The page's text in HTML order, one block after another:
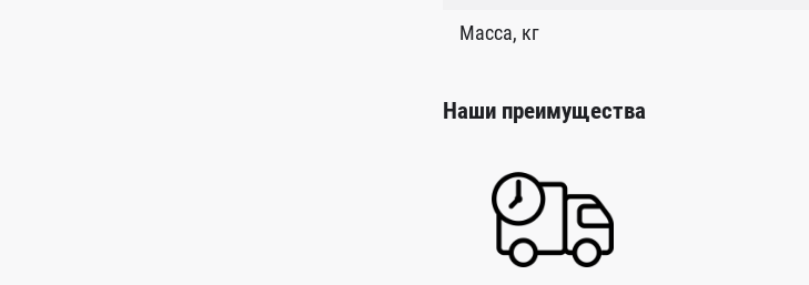
Масса, кг
Наши преимущества